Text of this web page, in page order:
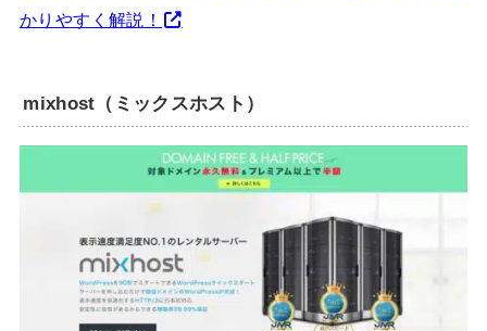
かりやすく解説！
mixhost（ミックスホスト）